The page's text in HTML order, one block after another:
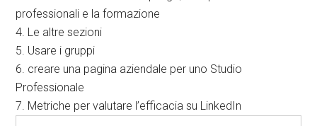
professionali e la formazione
4. Le altre sezioni
5. Usare i gruppi
6. creare una pagina aziendale per uno Studio
Professionale
7. Metriche per valutare l’efficacia su LinkedIn